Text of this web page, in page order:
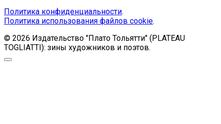
Политика конфиденциальности.
Политика использования файлов cookie.
© 2026 Издательство "Плато Тольятти" (PLATEAU
TOGLIATTI): зины художников и поэтов.